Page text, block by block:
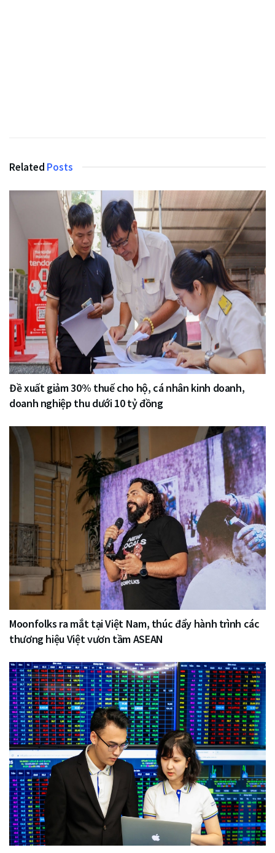
Related Posts
Đề xuất giảm 30% thuế cho hộ, cá nhân kinh doanh,
doanh nghiệp thu dưới 10 tỷ đồng
Moonfolks ra mắt tại Việt Nam, thúc đẩy hành trình các
thương hiệu Việt vươn tầm ASEAN